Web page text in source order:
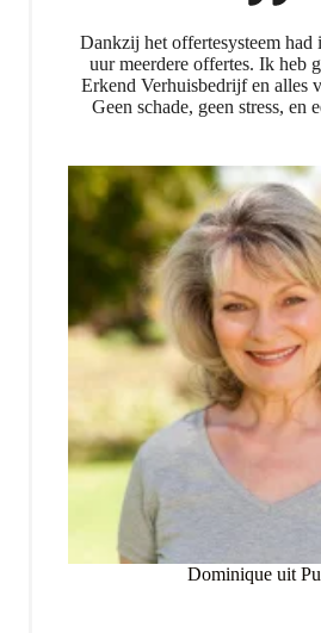
Dankzij het offertesysteem had
uur meerdere offertes. Ik heb
Erkend Verhuisbedrijf en alles
Geen schade, geen stress, en
Dominique uit